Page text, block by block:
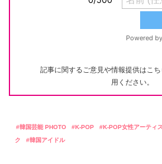
記事に関するご意見や情報提供はこ
用ください。
韓国芸能 PHOTO K-POP K-POP女性アーティ
ク
韓国アイドル